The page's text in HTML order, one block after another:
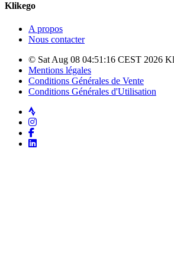
Klikego
A propos
Nous contacter
© Sat Aug 08 04:51:16 CEST 2026
Mentions légales
Conditions Générales de Vente
Conditions Générales d'Utilisation
Strava
Instagram
Facebook